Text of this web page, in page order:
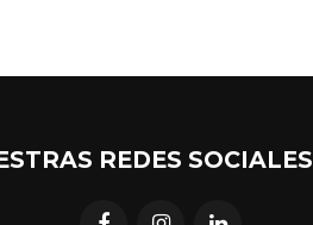
REDES SOCIALES